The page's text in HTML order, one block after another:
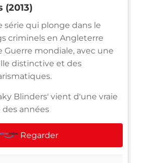
(2013)
série qui plonge dans le
criminels en Angleterre
Guerre mondiale, avec une
distinctive et des
Blinders' vient d'une vraie
années
Regarder